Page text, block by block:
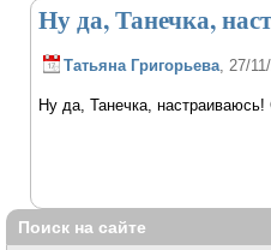
Ну да, Танечка,
Татьяна Григорьева , 27/
Ну да, Танечка, настраиваюсь!
Поиск на сайте